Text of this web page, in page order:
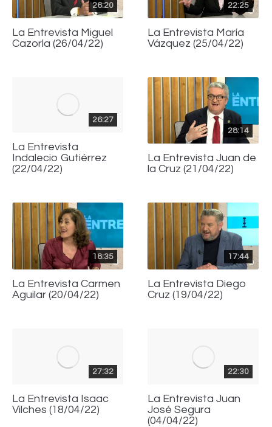
26:20
La Entrevista Miguel
Cazorla (26/04/22)
22:25
La Entrevista María
Vázquez (25/04/22)
26:27
La Entrevista
Indalecio Gutiérrez
(22/04/22)
28:14
La Entrevista Juan de
la Cruz (21/04/22)
18:35
La Entrevista Carmen
Aguilar (20/04/22)
17:44
La Entrevista Diego
Cruz (19/04/22)
27:32
La Entrevista Isaac
Vilches (18/04/22)
22:30
La Entrevista Juan
José Segura
(04/04/22)